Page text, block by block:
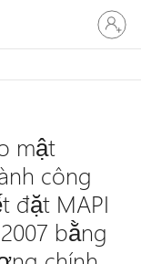
Đăng
nhập
tài
mật
công
đặt MAPI
bằng